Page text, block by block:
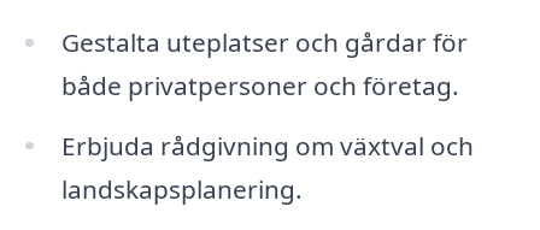
Gestalta uteplatser och gårdar för
både privatpersoner och företag.
Erbjuda rådgivning om växtval och
landskapsplanering.